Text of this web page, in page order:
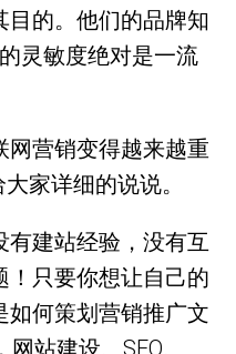
目的。他们的品牌知
灵敏度绝对是一流
网营销变得越来越重
家详细的说说。
有建站经验，没有互
！只要你想让自己的
如何策划营销推广文